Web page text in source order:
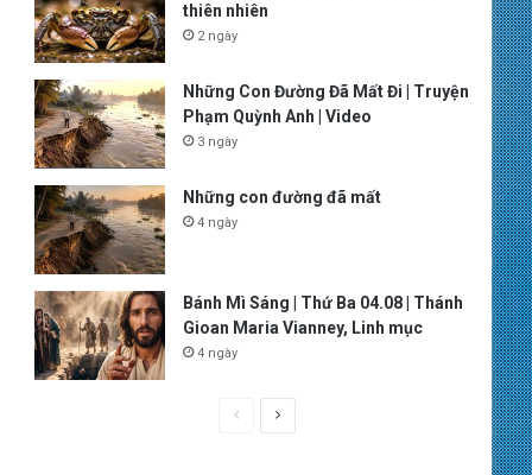
thiên nhiên
2 ngày
Những Con Đường Đã Mất Đi | Truyện
Phạm Quỳnh Anh | Video
3 ngày
Những con đường đã mất
4 ngày
Bánh Mì Sáng | Thứ Ba 04.08 | Thánh
Gioan Maria Vianney, Linh mục
4 ngày